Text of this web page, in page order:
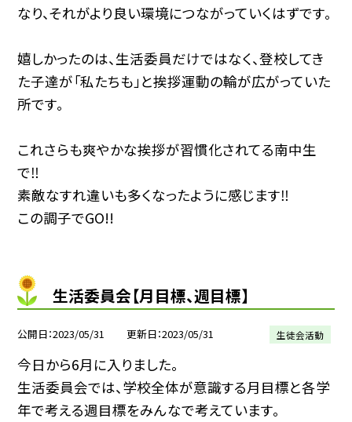
なり、それがより良い環境につながっていくはずです。
嬉しかったのは、生活委員だけではなく、登校してき
た子達が「私たちも」と挨拶運動の輪が広がっていた
所です。
これさらも爽やかな挨拶が習慣化されてる南中生
で‼︎
素敵なすれ違いも多くなったように感じます‼︎
この調子でGO!!
生活委員会【月目標、週目標】
公開日 2023/05/31 更新日 2023/05/31 生徒会活動
今日から6月に入りました。
生活委員会では、学校全体が意識する月目標と各学
年で考える週目標をみんなで考えています。